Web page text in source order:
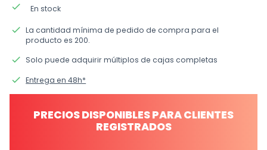
done En stock
done La cantidad mínima de pedido de compra para el
producto es 200.
done Solo puede adquirir múltiplos de cajas completas
done Entrega en 48h*
PRECIOS DISPONIBLES PARA CLIENTES
REGISTRADOS